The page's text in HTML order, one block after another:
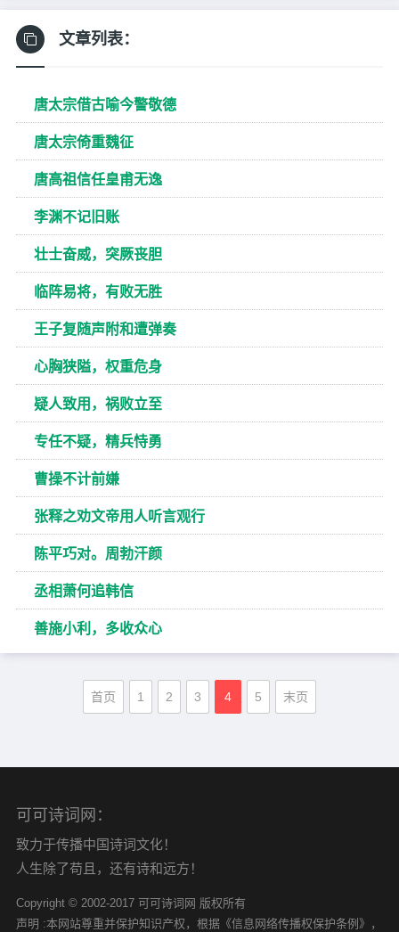
文章列表：
唐太宗借古喻今警敬德
唐太宗倚重魏征
唐高祖信任皇甫无逸
李渊不记旧账
壮士奋威，突厥丧胆
临阵易将，有败无胜
王子复随声附和遭弹奏
心胸狭隘，权重危身
疑人致用，祸败立至
专任不疑，精兵恃勇
曹操不计前嫌
张释之劝文帝用人听言观行
陈平巧对。周勃汗颜
丞相萧何追韩信
善施小利，多收众心
首页 1 2 3 4 5 末页
可可诗词网：
致力于传播中国诗词文化！
人生除了苟且，还有诗和远方！
Copyright © 2002-2017 可可诗词网 版权所有
声明 :本网站尊重并保护知识产权，根据《信息网络传播权保护条例》，